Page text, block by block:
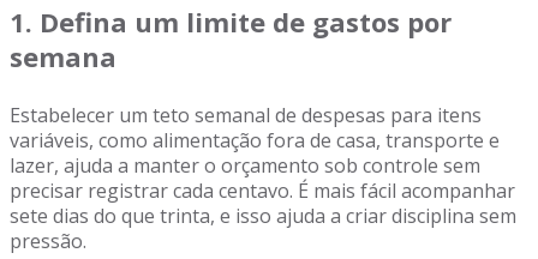
1. Defina um limite de gastos por
semana
Estabelecer um teto semanal de despesas para itens
variáveis, como alimentação fora de casa, transporte e
lazer, ajuda a manter o orçamento sob controle sem
precisar registrar cada centavo. É mais fácil acompanhar
sete dias do que trinta, e isso ajuda a criar disciplina sem
pressão.